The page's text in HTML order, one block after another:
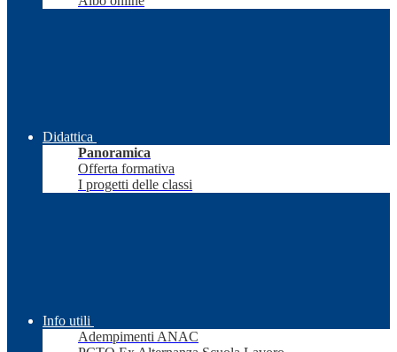
Didattica
Panoramica
Offerta formativa
I progetti delle classi
Info utili
Adempimenti ANAC